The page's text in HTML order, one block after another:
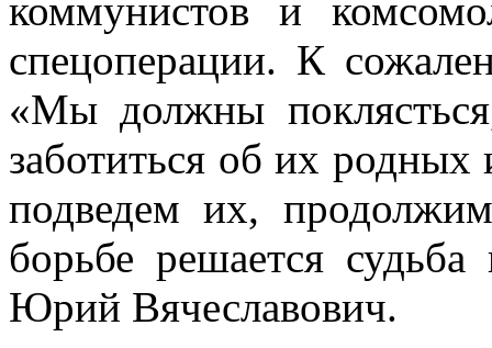
коммунистов и
спецоперации. К
«Мы должны
заботиться об их родных
подведем их,
борьбе решается
Юрий Вячеславович.